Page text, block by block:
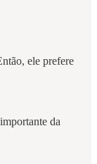
ele prefere
da